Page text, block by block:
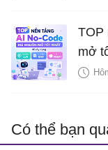
TOP
mở
LLM,
Có thể bạn